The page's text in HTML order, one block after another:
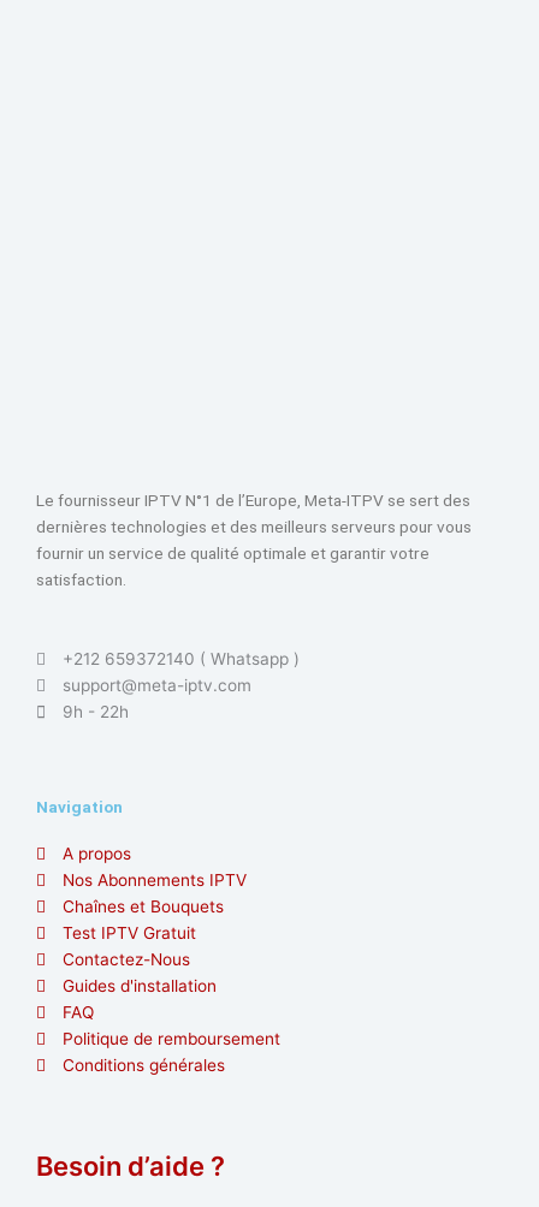
Le fournisseur IPTV N°1 de l’Europe, Meta-ITPV se sert des
dernières technologies et des meilleurs serveurs pour vous
fournir un service de qualité optimale et garantir votre
satisfaction.
+212 659372140 ( Whatsapp )
support@meta-iptv.com
9h - 22h
Navigation
A propos
Nos Abonnements IPTV
Chaînes et Bouquets
Test IPTV Gratuit
Contactez-Nous
Guides d'installation
FAQ
Politique de remboursement
Conditions générales
Besoin d’aide ?